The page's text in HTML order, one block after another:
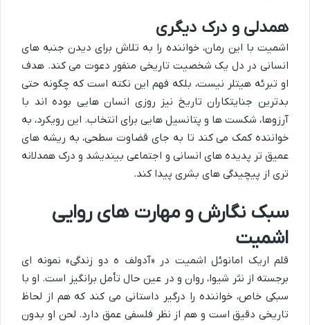
همدلی و درک دیگری
اشمیت با این رمان، خواننده را به تلاش برای دیدن جنبه های
انسانی در دل یک شخصیت تاریخی منفور دعوت می کند. هدف
او تبرئه هیتلر نیست، بلکه فهم این نکته است که چگونه حتی
بدترین جنایتکاران تاریخ نیز روزی انسان هایی بوده اند با
آرزوها، شکست ها و پتانسیل هایی برای انتخاب. این رویکرد، به
خواننده کمک می کند تا به جای قضاوت سطحی، به ریشه های
عمیق تر پدیده های انسانی و اجتماعی بیندیشد و درک همدلانه
تری از پیچیدگی های بشری پیدا کند.
سبک نگارش و مهارت های روایی
اشمیت
قلم اریک امانوئل اشمیت در «آدولف ه دو زندگی» نمونه ای
برجسته از نثر شیوا، روان و در عین حال تأمل برانگیز است. او با
سبکی خاص، خواننده را درگیر داستانی می کند که هم از لحاظ
تاریخی دقیق است و هم از نظر فلسفی عمق دارد. لحن او بدون